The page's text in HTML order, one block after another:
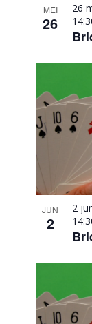
MEI
26
26
JUN
2
2